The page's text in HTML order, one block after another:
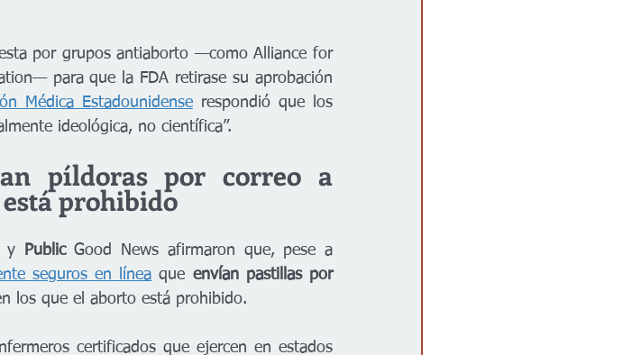
por grupos antiaborto —como Alliance for
para que la FDA retirase su aprobación
Médica Estadounidense respondió que los
ideológica, no científica”.
píldoras por correo a
prohibido
y Public Good News afirmaron que, pese a
seguros en línea que envían pastillas por
los que el aborto está prohibido.
certificados que ejercen en estados